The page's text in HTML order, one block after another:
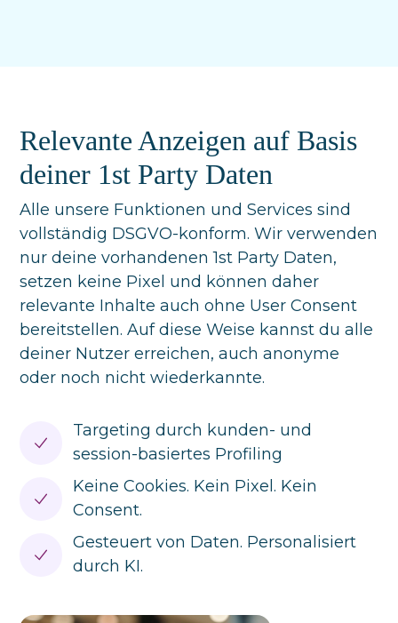
Relevante Anzeigen auf Basis
deiner 1st Party Daten
Alle unsere Funktionen und Services sind
vollständig DSGVO-konform. Wir verwenden
nur deine vorhandenen 1st Party Daten,
setzen keine Pixel und können daher
relevante Inhalte auch ohne User Consent
bereitstellen. Auf diese Weise kannst du alle
deiner Nutzer erreichen, auch anonyme
oder noch nicht wiederkannte.
Targeting durch kunden- und
session-basiertes Profiling
Keine Cookies. Kein Pixel. Kein
Consent.
Gesteuert von Daten. Personalisiert
durch KI.